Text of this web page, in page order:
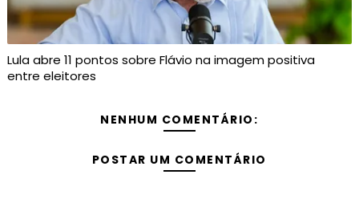
Lula abre 11 pontos sobre Flávio na imagem positiva
entre eleitores
NENHUM COMENTÁRIO:
POSTAR UM COMENTÁRIO